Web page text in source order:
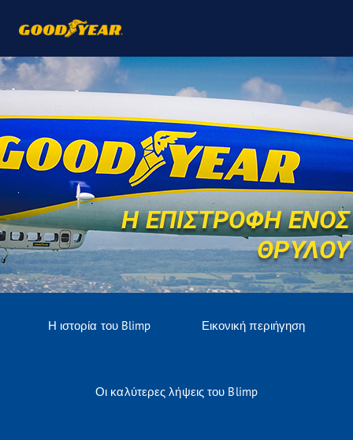
Η ΕΠΙΣΤΡΟΦΗ ΕΝΟΣ
ΘΡΥΛΟΥ
Η ιστορία του Blimp Εικονική περιήγηση
Οι καλύτερες λήψεις του Blimp